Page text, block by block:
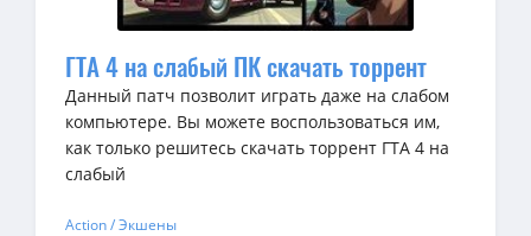
ГТА 4 на слабый ПК скачать торрент
Данный патч позволит играть даже на слабом
компьютере. Вы можете воспользоваться им,
как только решитесь скачать торрент ГТА 4 на
слабый
Action / Экшены